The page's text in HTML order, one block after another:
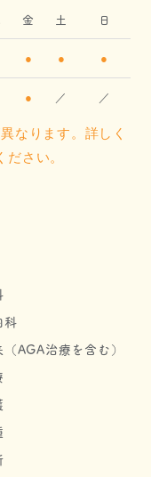
金 土 日
● ● ●
● ／ ／
なります。 詳しく
さい。
科
AGA治療を含む）